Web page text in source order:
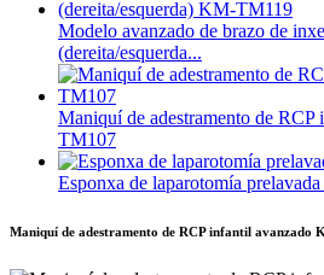
Modelo avanzado de brazo de
(dereita/esquerda...
Maniquí de adestramento de
TM107
Esponxa de laparotomía
Maniquí de adestramento de RCP infantil avanzado